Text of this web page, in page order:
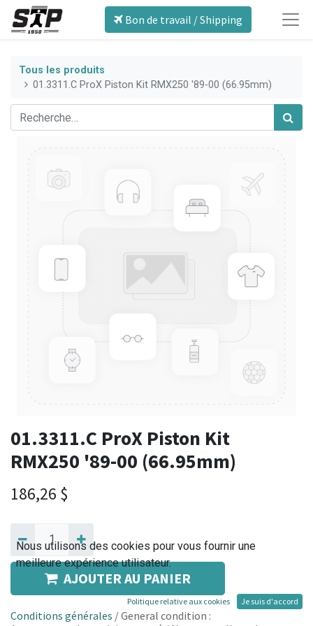
Bon de travail / Shipping
Tous les produits
01.3311.C ProX Piston Kit RMX250 '89-00 (66.95mm)
01.3311.C ProX Piston Kit
RMX250 '89-00 (66.95mm)
186,26 $
AJOUTER AU PANIER
Conditions générales / General condition :
Nous utilisons des cookies pour vous fournir une
meilleure expérience utilisateur.
Politique relative aux cookies Je suis d'accord